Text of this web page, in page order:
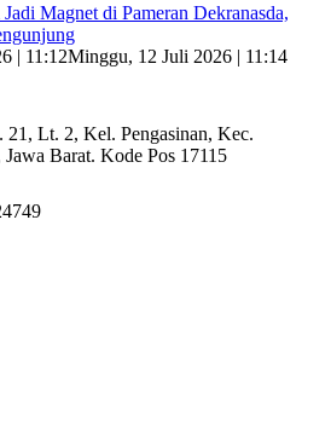
Magnet di Pameran Dekranasda,
| 11:12Minggu, 12 Juli 2026 | 11:14
21, Lt. 2, Kel. Pengasinan, Kec.
Barat. Kode Pos 17115